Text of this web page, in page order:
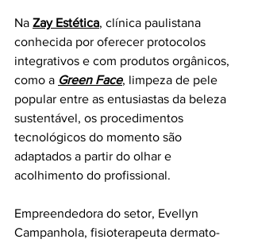
Na Zay Estética, clínica paulistana
conhecida por oferecer protocolos
integrativos e com produtos orgânicos,
como a Green Face, limpeza de pele
popular entre as entusiastas da beleza
sustentável, os procedimentos
tecnológicos do momento são
adaptados a partir do olhar e
acolhimento do profissional.
Empreendedora do setor, Evellyn
Campanhola, fisioterapeuta dermato-